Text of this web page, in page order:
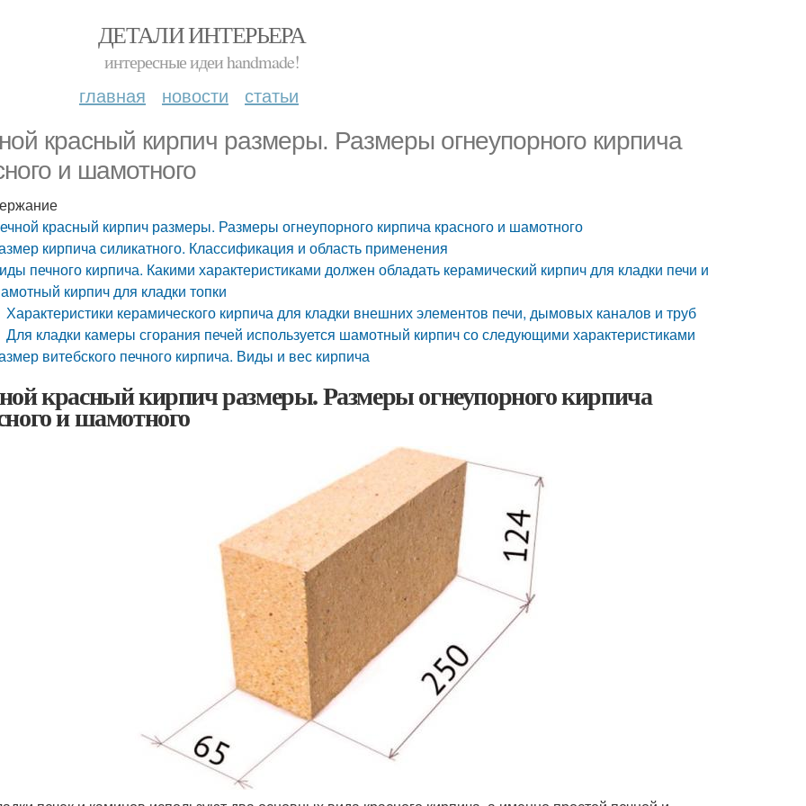
ДЕТАЛИ ИНТЕРЬЕРА
интересные идеи handmade!
главная новости статьи
красный кирпич размеры. Размеры огнеупорного кирпича
и шамотного
красный кирпич размеры. Размеры огнеупорного кирпича красного и шамотного
кирпича силикатного. Классификация и область применения
печного кирпича. Какими характеристиками должен обладать керамический кирпич для кладки печи и
кирпич для кладки топки
Характеристики керамического кирпича для кладки внешних элементов печи, дымовых каналов и труб
Для кладки камеры сгорания печей используется шамотный кирпич со следующими характеристиками
витебского печного кирпича. Виды и вес кирпича
красный кирпич размеры. Размеры огнеупорного кирпича
и шамотного